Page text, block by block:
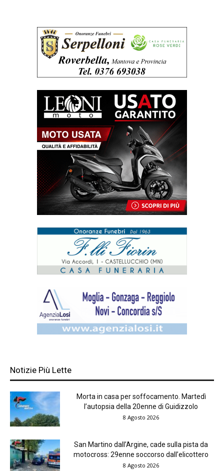
Notizie Più Lette
Morta in casa per soffocamento. Martedì
l’autopsia della 20enne di Guidizzolo
8 Agosto 2026
San Martino dall’Argine, cade sulla pista da
motocross: 29enne soccorso dall’elicottero
8 Agosto 2026